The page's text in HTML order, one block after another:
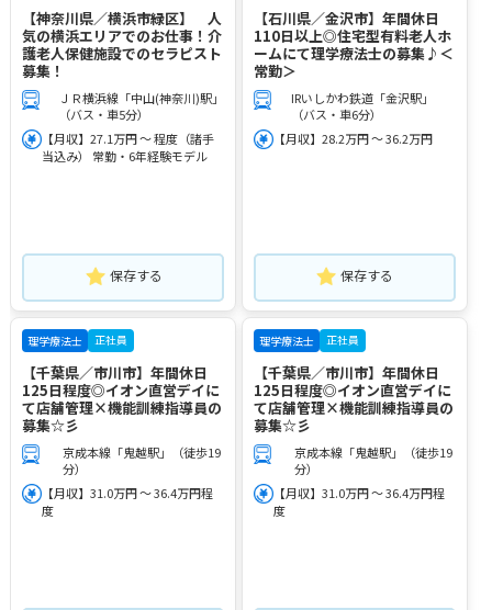
【神奈川県／横浜市緑区】 人
気の横浜エリアでのお仕事！介
護老人保健施設でのセラピスト
募集！
ＪＲ横浜線「中山(神奈川)駅」
（バス・車5分）
【月収】27.1万円 ～ 程度（諸手
当込み） 常勤・6年経験モデル
保存する
【石川県／金沢市】年間休日
110日以上◎住宅型有料老人ホ
ームにて理学療法士の募集♪＜
常勤＞
IRいしかわ鉄道「金沢駅」
（バス・車6分）
【月収】28.2万円 ～ 36.2万円
保存する
理学療法士 正社員
【千葉県／市川市】年間休日
125日程度◎イオン直営デイに
て店舗管理×機能訓練指導員の
募集☆彡
京成本線「鬼越駅」（徒歩19
分）
【月収】31.0万円 ～ 36.4万円程
度
理学療法士 正社員
【千葉県／市川市】年間休日
125日程度◎イオン直営デイに
て店舗管理×機能訓練指導員の
募集☆彡
京成本線「鬼越駅」（徒歩19
分）
【月収】31.0万円 ～ 36.4万円程
度